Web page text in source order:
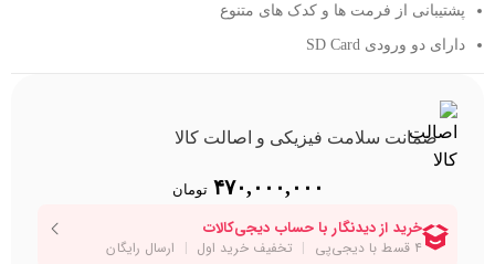
پشتیبانی از فرمت ها و کدک های متنوع
دارای دو ورودی SD Card
ضمانت سلامت فیزیکی و اصالت کالا
۴۷۰,۰۰۰,۰۰۰ تومان